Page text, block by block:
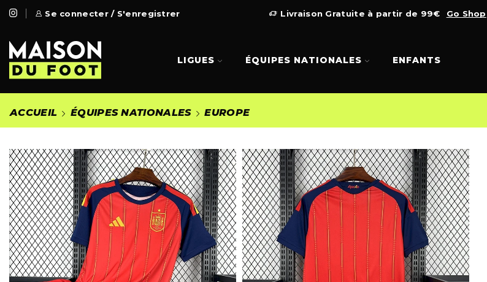
Se connecter / S'enregistrer
à partir de 99€ Go Shop Livraison Gratuite à partir de 99€ Go Shop
LIGUES ÉQUIPES NATIONALES ENFANTS
ACCUEIL ÉQUIPES NATIONALES EUROPE